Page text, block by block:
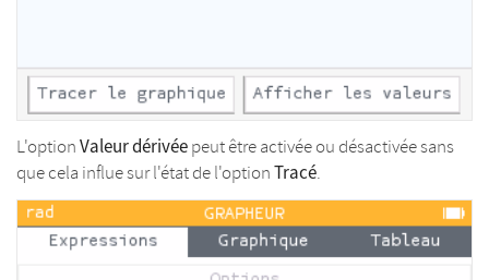
L'optionValeur dérivéepeut être activée ou désactivée sans
que cela influe sur l'état de l'optionTracé.